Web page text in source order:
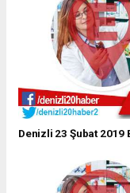
Denizli 23 Şubat